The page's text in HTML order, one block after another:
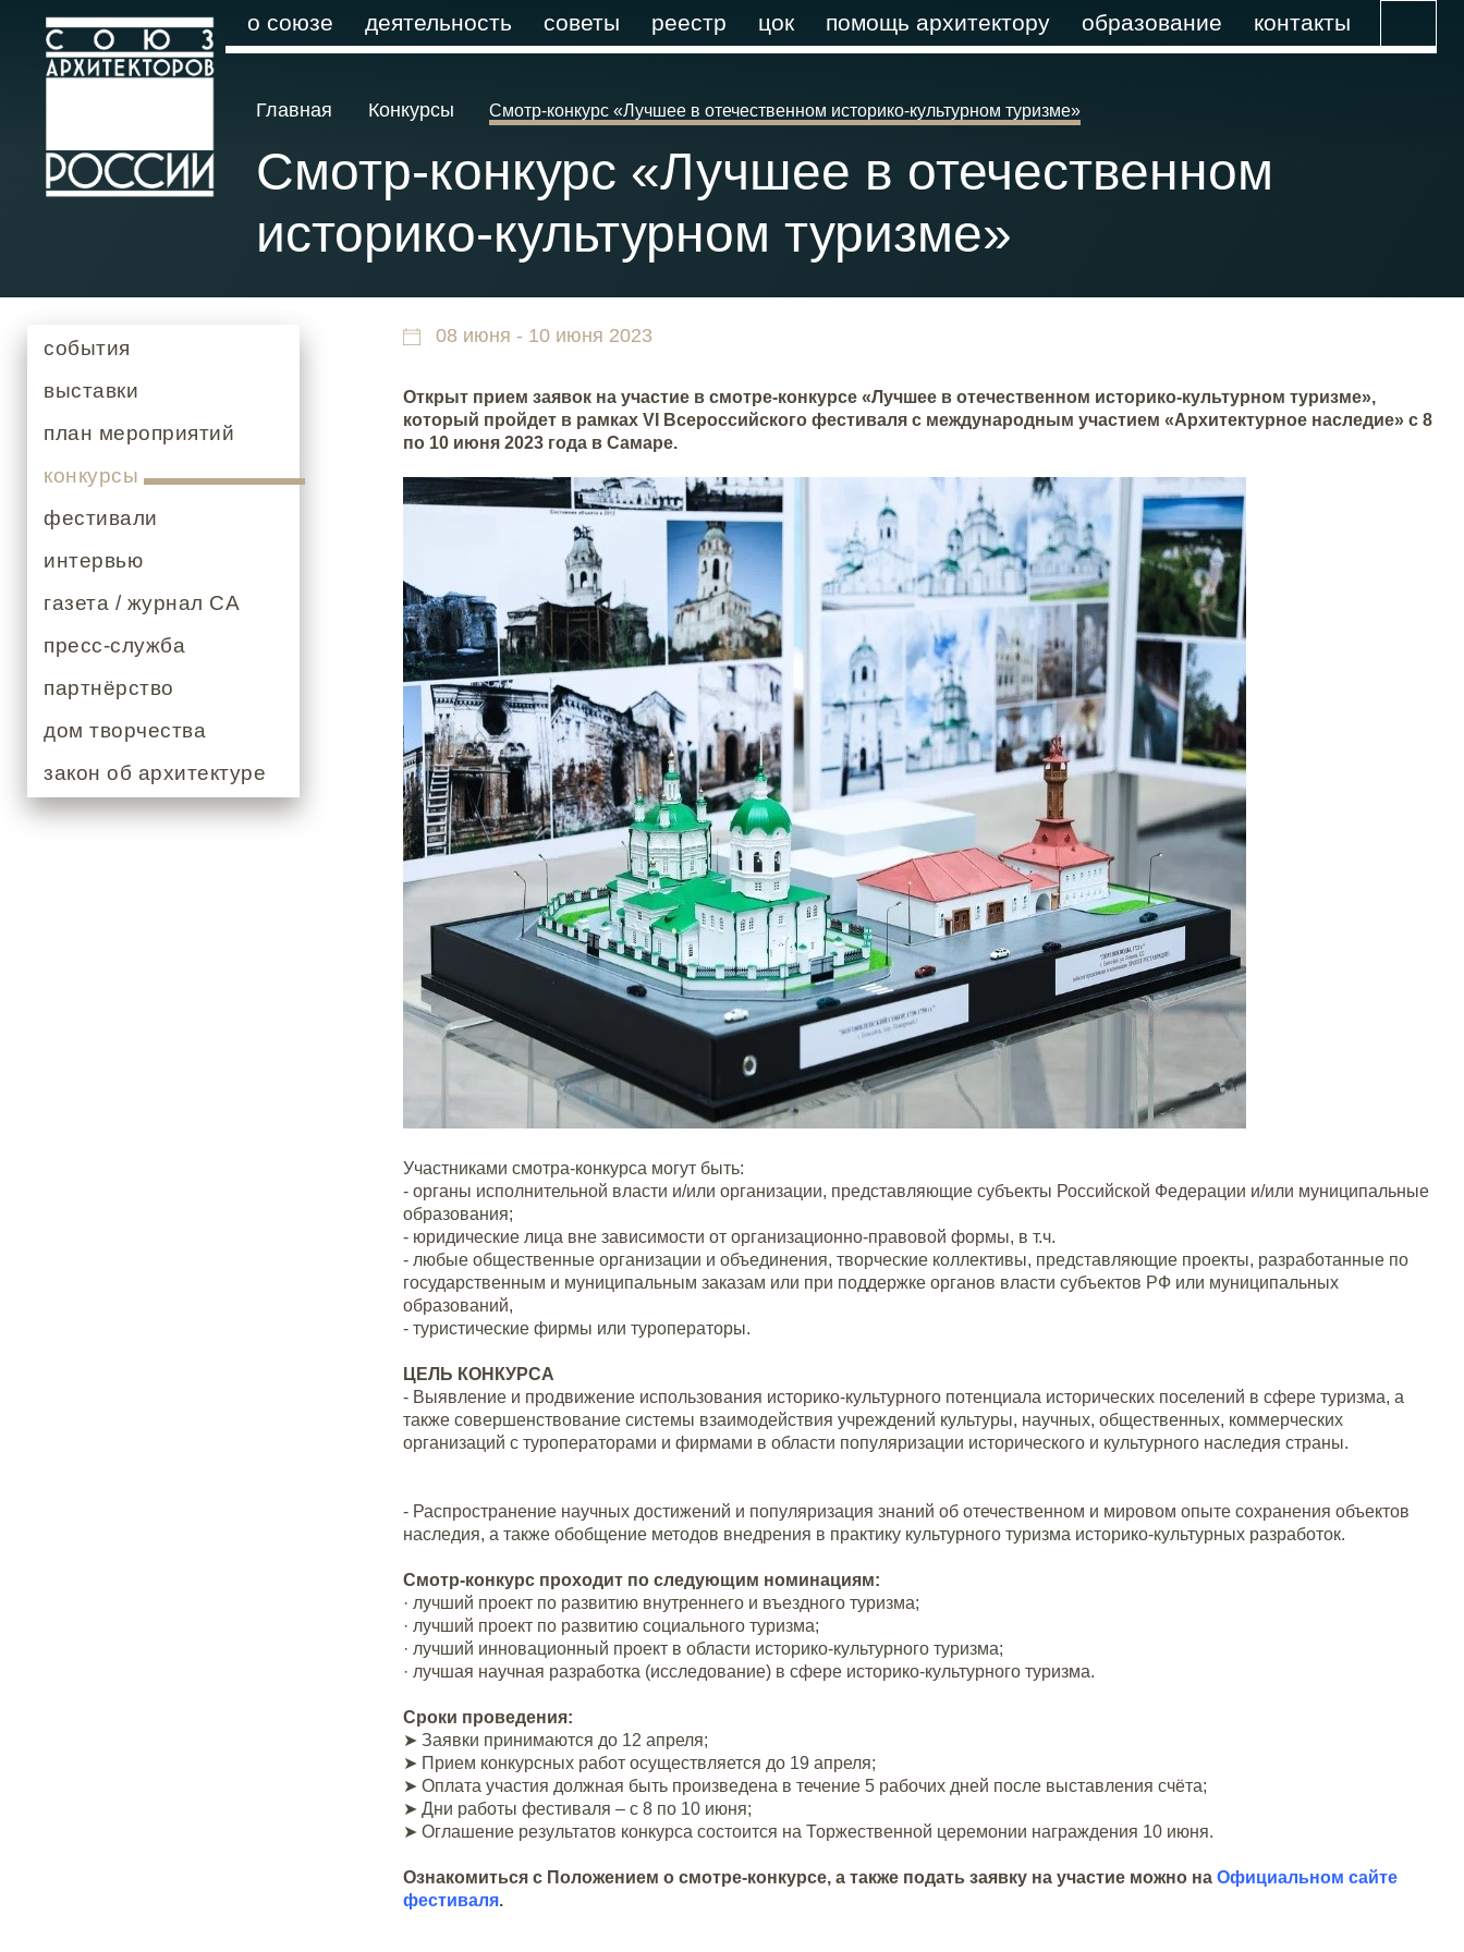
о союзе деятельность советы реестр цок помощь архитектору образование контакты
Главная Конкурсы Смотр-конкурс «Лучшее в отечественном историко-культурном туризме»
Смотр-конкурс «Лучшее в отечественном
историко-культурном туризме»
события
выставки
план мероприятий
конкурсы
фестивали
интервью
газета / журнал СА
пресс-служба
партнёрство
дом творчества
закон об архитектуре
08 июня - 10 июня 2023
Открыт прием заявок на участие в смотре-конкурсе «Лучшее в отечественном историко-культурном туризме»,
который пройдет в рамках VI Всероссийского фестиваля с международным участием «Архитектурное наследие» с 8
по 10 июня 2023 года в Самаре.
Участниками смотра-конкурса могут быть:
- органы исполнительной власти и/или организации, представляющие субъекты Российской Федерации и/или муниципальные
образования;
- юридические лица вне зависимости от организационно-правовой формы, в т.ч.
- любые общественные организации и объединения, творческие коллективы, представляющие проекты, разработанные по
государственным и муниципальным заказам или при поддержке органов власти субъектов РФ или муниципальных
образований,
- туристические фирмы или туроператоры.
ЦЕЛЬ КОНКУРСА
- Выявление и продвижение использования историко-культурного потенциала исторических поселений в сфере туризма, а
также совершенствование системы взаимодействия учреждений культуры, научных, общественных, коммерческих
организаций с туроператорами и фирмами в области популяризации исторического и культурного наследия страны.
- Распространение научных достижений и популяризация знаний об отечественном и мировом опыте сохранения объектов
наследия, а также обобщение методов внедрения в практику культурного туризма историко-культурных разработок.
Смотр-конкурс проходит по следующим номинациям:
· лучший проект по развитию внутреннего и въездного туризма;
· лучший проект по развитию социального туризма;
· лучший инновационный проект в области историко-культурного туризма;
· лучшая научная разработка (исследование) в сфере историко-культурного туризма.
Сроки проведения:
➤ Заявки принимаются до 12 апреля;
➤ Прием конкурсных работ осуществляется до 19 апреля;
➤ Оплата участия должная быть произведена в течение 5 рабочих дней после выставления счёта;
➤ Дни работы фестиваля – с 8 по 10 июня;
➤ Оглашение результатов конкурса состоится на Торжественной церемонии награждения 10 июня.
Ознакомиться с Положением о смотре-конкурсе, а также подать заявку на участие можно на Официальном сайте
фестиваля.